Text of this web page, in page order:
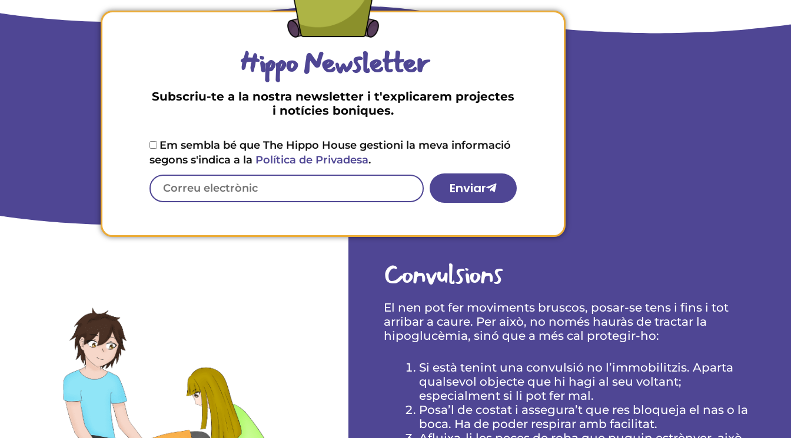
Hippo Newsletter
Subscriu-te a la nostra newsletter i t'explicarem projectes
i notícies boniques.
Em sembla bé que The Hippo House gestioni la meva informació
segons s'indica a la Política de Privadesa.
Enviar
Convulsions
El nen pot fer moviments bruscos, posar-se tens i fins i tot
arribar a caure. Per això, no només hauràs de tractar la
hipoglucèmia, sinó que a més cal protegir-ho:
Si està tenint una convulsió no l’immobilitzis. Aparta
qualsevol objecte que hi hagi al seu voltant;
especialment si li pot fer mal.
Posa’l de costat i assegura’t que res bloqueja el nas o la
boca. Ha de poder respirar amb facilitat.